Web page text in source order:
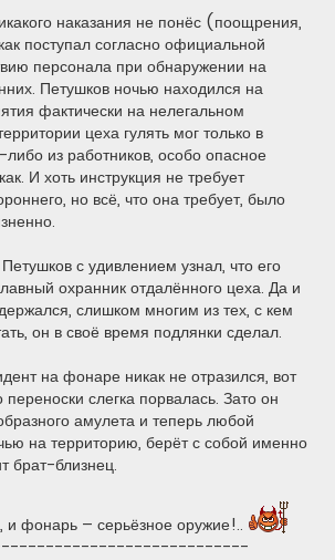
наказания не понёс (поощрения,
поступал согласно официальной
персонала при обнаружении на
Петушков ночью находился на
фактически на нелегальном
цеха гулять мог только в
из работников, особо опасное
И хоть инструкция не требует
но всё, что она требует, было
с удивлением узнал, что его
охранник отдалённого цеха. Да и
слишком многим из тех, с кем
он в своё время подлянки сделал.
на фонаре никак не отразился, вот
переноски слегка порвалась. Зато он
амулета и теперь любой
на территорию, берёт с собой именно
брат-близнец.
и фонарь – серьёзное оружие!..